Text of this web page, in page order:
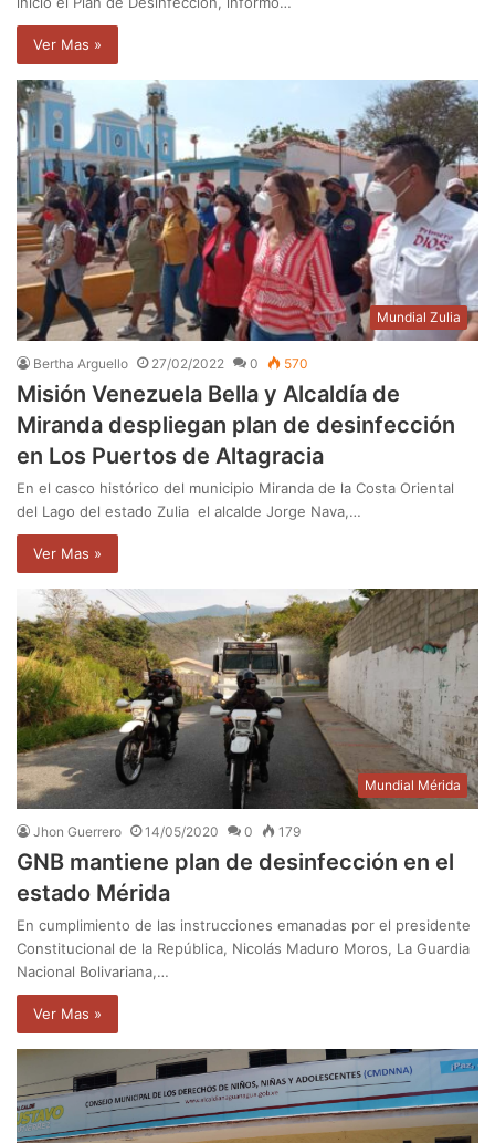
Ver Mas »
Mundial Zulia
Bertha Arguello 27/02/2022 0 570
Misión Venezuela Bella y Alcaldía de
Miranda despliegan plan de desinfección
en Los Puertos de Altagracia
En el casco histórico del municipio Miranda de la Costa Oriental
del Lago del estado Zulia el alcalde Jorge Nava,…
Ver Mas »
Mundial Mérida
Jhon Guerrero 14/05/2020 0 179
GNB mantiene plan de desinfección en el
estado Mérida
En cumplimiento de las instrucciones emanadas por el presidente
Constitucional de la República, Nicolás Maduro Moros, La Guardia
Nacional Bolivariana,…
Ver Mas »